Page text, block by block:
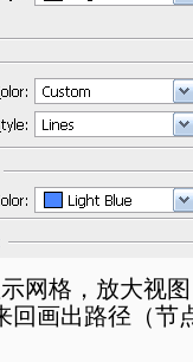
网格，放大视
回画出路径（节